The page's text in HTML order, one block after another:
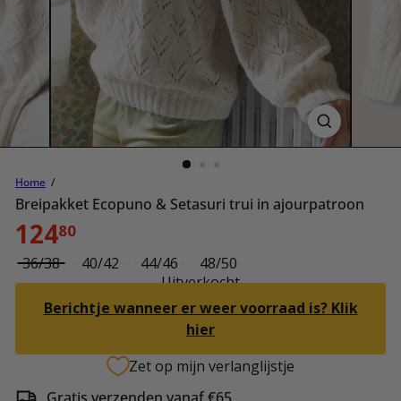
Home
Breipakket Ecopuno & Setasuri trui in ajourpatroon
Normale
prijs
12480
Size
36/38Variant uitverkocht of niet beschikbaar
40/42 Variant uitverkocht of niet beschikbaar
44/46 Variant uitverkocht of niet
48/50
Uitverkocht
Berichtje wanneer er weer voorraad is? Klik
hier
Zet op mijn verlanglijstje